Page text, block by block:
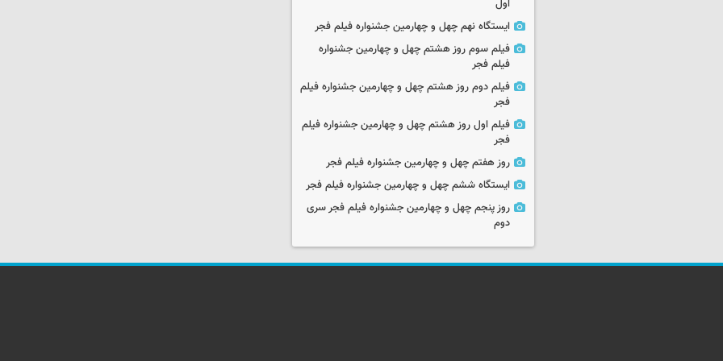
اول
ایستگاه نهم چهل و چهارمین جشنواره فیلم فجر
فیلم سوم روز هشتم چهل و چهارمین جشنواره
فیلم فجر
فیلم دوم روز هشتم چهل و چهارمین جشنواره فیلم
فجر
فیلم اول روز هشتم چهل و چهارمین جشنواره فیلم
فجر
روز هفتم چهل و چهارمین جشنواره فیلم فجر
ایستگاه ششم چهل و چهارمین جشنواره فیلم فجر
روز پنجم چهل و چهارمین جشنواره فیلم فجر سری
دوم